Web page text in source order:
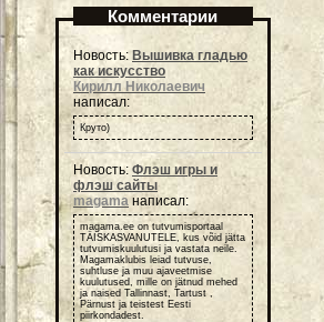
Комментарии
Новость: Вышивка гладью
как искусство
Кирилл Николаевич
написал:
Круто)
Новость: Флэш игры и
флэш сайты
magama написал:
magama.ee on tutvumisportaal
TÄISKASVANUTELE, kus võid jätta
tutvumiskuulutusi ja vastata neile.
Magamaklubis leiad tutvuse,
suhtluse ja muu ajaveetmise
kuulutused, mille on jätnud mehed
ja naised Tallinnast, Tartust ,
Pärnust ja teistest Eesti
piirkondadest.